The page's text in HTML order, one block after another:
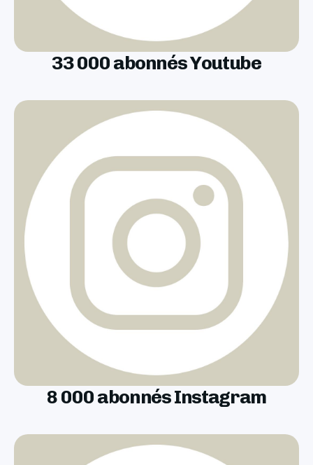
33 000 abonnés Youtube
8 000 abonnés Instagram